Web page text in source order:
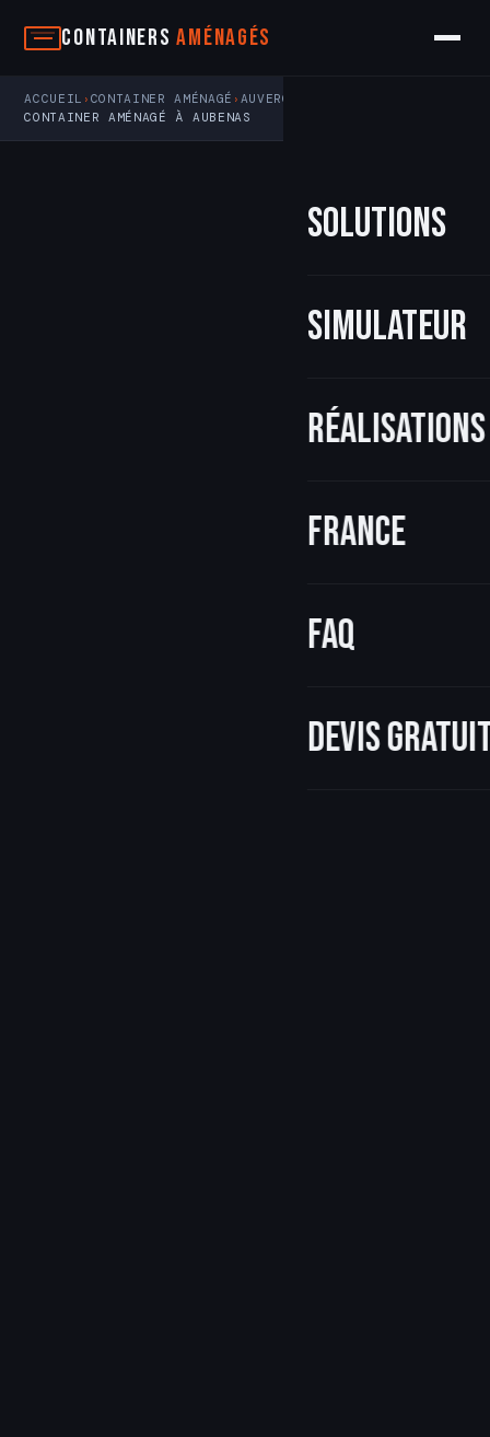
Containers Aménagés
Solutions
Simulateur
Réalisations
France
FAQ
Devis
ACCUEIL › CONTAINER AMÉNAGÉ › AUVERGNE-RHÔNE-ALPES
CONTAINER AMÉNAGÉ À AUBENAS